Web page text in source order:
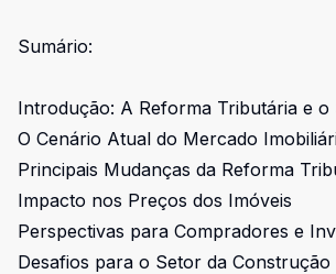
Sumário:
Introdução: A Reforma Tributária e o
O Cenário Atual do Mercado
Principais Mudanças da Reforma
Impacto nos Preços dos Imóveis
Perspectivas para Compradores e
Desafios para o Setor da Construção